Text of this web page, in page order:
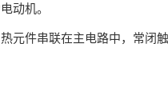
动机。
元件串联在主电路中，常闭